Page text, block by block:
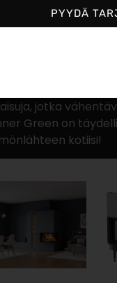
Green –
Green -takat
Näissä
jotka
Green on
kotiisi!
PYYDÄ